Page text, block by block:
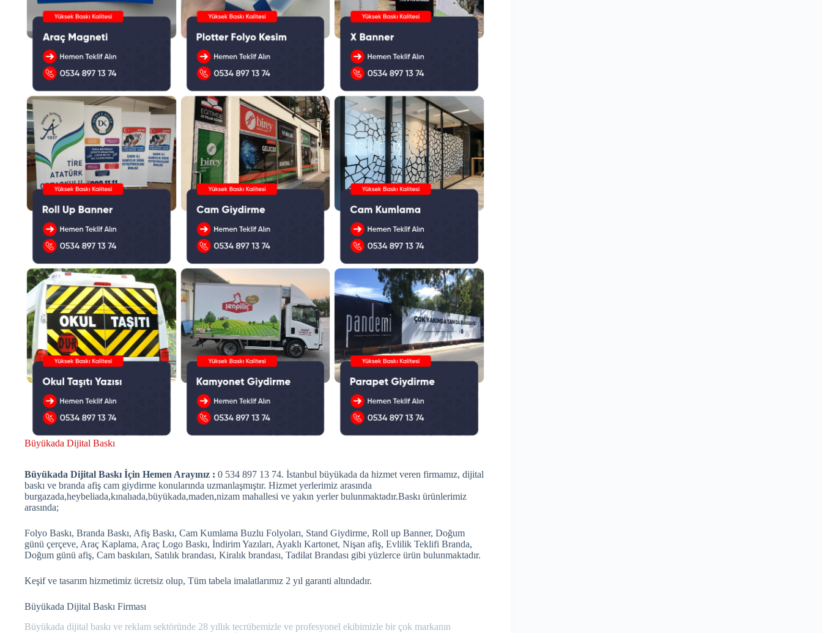
Büyükada Dijital Baskı
Büyükada Dijital Baskı İçin Hemen Arayınız : 0 534 897 13 74. İstanbul büyükada da hizmet veren firmamız, dijital
baskı ve branda afiş cam giydirme konularında uzmanlaşmıştır. Hizmet yerlerimiz arasında
burgazada,heybeliada,kınalıada,büyükada,maden,nizam mahallesi ve yakın yerler bulunmaktadır.Baskı ürünlerimiz
arasında;
Folyo Baskı, Branda Baskı, Afiş Baskı, Cam Kumlama Buzlu Folyoları, Stand Giydirme, Roll up Banner, Doğum
günü çerçeve, Araç Kaplama, Araç Logo Baskı, İndirim Yazıları, Ayaklı Kartonet, Nişan afiş, Evlilik Teklifi Branda,
Doğum günü afiş, Cam baskıları, Satılık brandası, Kiralık brandası, Tadilat Brandası gibi yüzlerce ürün bulunmaktadır.
Keşif ve tasarım hizmetimiz ücretsiz olup, Tüm tabela imalatlarımız 2 yıl garanti altındadır.
Büyükada Dijital Baskı Firması
Büyükada dijital baskı ve reklam sektöründe 28 yıllık tecrübemizle ve profesyonel ekibimizle bir çok markanın